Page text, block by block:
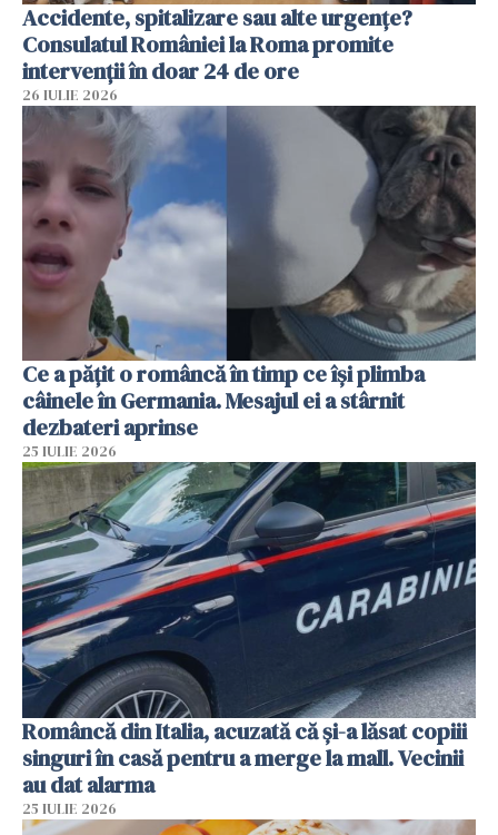
Accidente, spitalizare sau alte urgențe?
Consulatul României la Roma promite
intervenții în doar 24 de ore
26 IULIE 2026
Ce a pățit o româncă în timp ce își plimba
câinele în Germania. Mesajul ei a stârnit
dezbateri aprinse
25 IULIE 2026
Româncă din Italia, acuzată că și-a lăsat copiii
singuri în casă pentru a merge la mall. Vecinii
au dat alarma
25 IULIE 2026